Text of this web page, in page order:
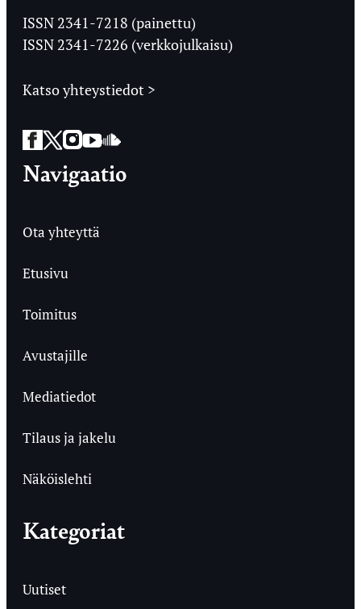
Ylioppilaslehti
ISSN 2341-7218 (painettu)
ISSN 2341-7226 (verkkojulkaisu)
Katso yhteystiedot >
Facebook
Twitter
Instagram
YouTube
SoundCloud
Navigaatio
Ota yhteyttä
Etusivu
Toimitus
Avustajille
Mediatiedot
Tilaus ja jakelu
Näköislehti
Kategoriat
Uutiset